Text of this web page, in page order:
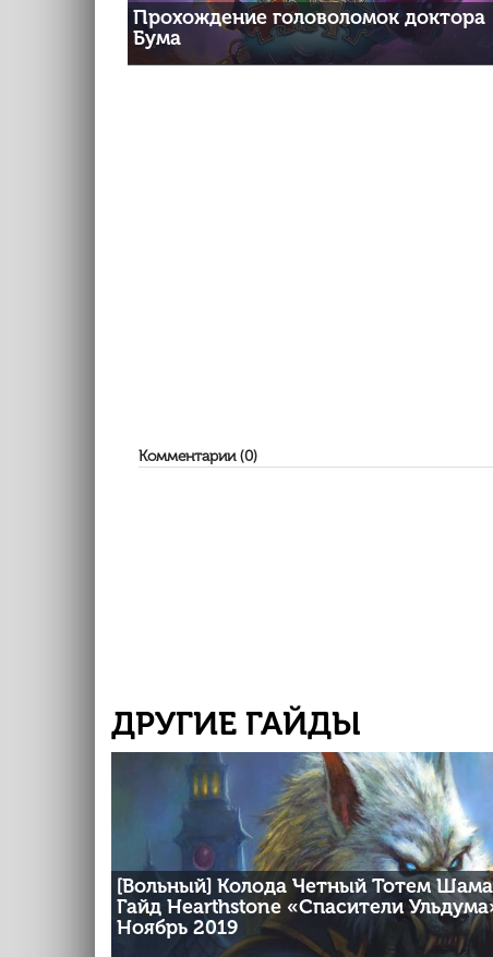
Прохождение головоломок доктора
Бума
Комментарии (0)
ДРУГИЕ ГАЙДЫ
[Вольный] Колода Четный Тотем
Гайд Hearthstone «Спасители
Ноябрь 2019